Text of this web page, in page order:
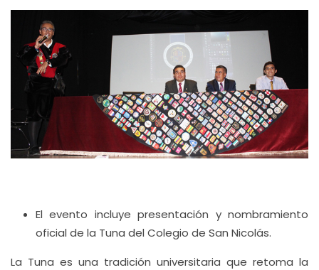
El evento incluye presentación y nombramiento
oficial de la Tuna del Colegio de San Nicolás.
La Tuna es una tradición universitaria que retoma la